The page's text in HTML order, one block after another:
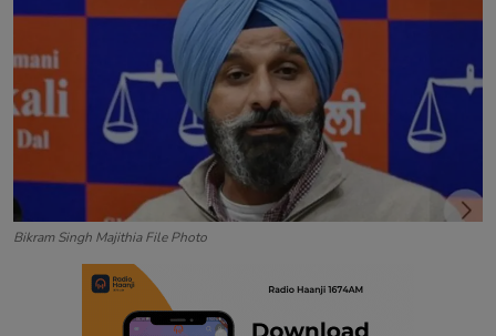
Bikram Singh Majithia File Photo